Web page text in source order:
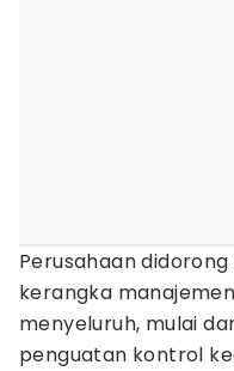
Perusahaan
kerangka
menyeluruh, mulai
penguatan kontrol